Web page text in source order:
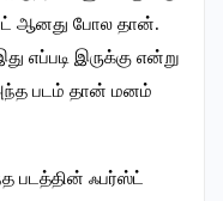
ஆனது போல தான்.
எப்படி இருக்கு என்று
அந்த படம் தான் மனம்
படத்தின் ஃபர்ஸ்ட்